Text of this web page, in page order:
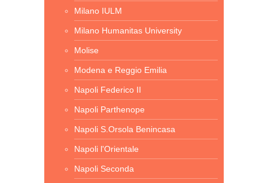
Milano IULM
Milano Humanitas University
Molise
Modena e Reggio Emilia
Napoli Federico II
Napoli Parthenope
Napoli S.Orsola Benincasa
Napoli l'Orientale
Napoli Seconda